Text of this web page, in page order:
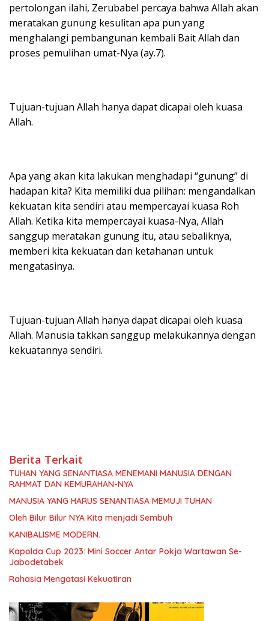
pertolongan ilahi, Zerubabel percaya bahwa Allah akan
meratakan gunung kesulitan apa pun yang
menghalangi pembangunan kembali Bait Allah dan
proses pemulihan umat-Nya (ay.7).
Tujuan-tujuan Allah hanya dapat dicapai oleh kuasa
Allah.
Apa yang akan kita lakukan menghadapi “gunung” di
hadapan kita? Kita memiliki dua pilihan: mengandalkan
kekuatan kita sendiri atau mempercayai kuasa Roh
Allah. Ketika kita mempercayai kuasa-Nya, Allah
sanggup meratakan gunung itu, atau sebaliknya,
memberi kita kekuatan dan ketahanan untuk
mengatasinya.
Tujuan-tujuan Allah hanya dapat dicapai oleh kuasa
Allah. Manusia takkan sanggup melakukannya dengan
kekuatannya sendiri.
Berita Terkait
TUHAN YANG SENANTIASA MENEMANI MANUSIA DENGAN
RAHMAT DAN KEMURAHAN-NYA
MANUSIA YANG HARUS SENANTIASA MEMUJI TUHAN
Oleh Bilur Bilur NYA Kita menjadi Sembuh
KANIBALISME MODERN.
Kapolda Cup 2023: Mini Soccer Antar Pokja Wartawan Se-
Jabodetabek
Rahasia Mengatasi Kekuatiran